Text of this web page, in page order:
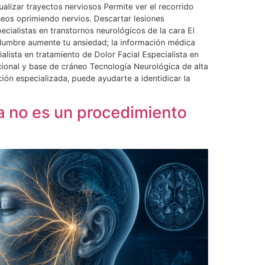
trayectos nerviosos Permite ver el recorrido
oprimiendo nervios. Descartar lesiones
en transtornos neurológicos de la cara El
aumente tu ansiedad; la información médica
en tratamiento de Dolor Facial Especialista en
y base de cráneo Tecnología Neurológica de alta
especializada, puede ayudarte a identidicar la
no es un procedimiento